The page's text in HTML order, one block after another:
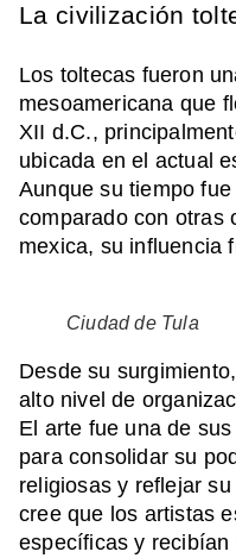
La civilización
Los toltecas fueron
mesoamericana que
XII d.C.,
ubicada en el actual
Aunque su tiempo
comparado con otras
mexica, su influencia
Ciudad de Tula
Desde su
alto nivel de
El arte fue una de
para consolidar su
religiosas y reflejar
cree que los artistas
específicas y